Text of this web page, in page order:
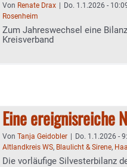
Von Renate Drax Do. 1.1.2026 -
Rosenheim
Zum Jahreswechsel eine
Kreisverband
Eine ereignisreiche
Von Tanja Geidobler Do. 1.1.2026 -
Altlandkreis WS, Blaulicht & Sirene,
Die vorläufige Silvesterbilanz